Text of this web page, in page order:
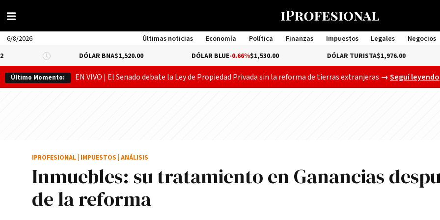
6/8/2026 Últimas noticias Economía Política Finanzas Impuestos Legales Negocios
Management
DÓLAR BNA
$1,520.00 DÓLAR BLUE-0.66% $1,530.00 DÓLAR TURISTA$1,976.00
Último Momento: EN VIVO | El Senado debate la Ley de Propiedad Privada sin la reforma de tierras extranjeras Gobierno
→Seguí leyendo
Inmuebles: su tratamiento en Ganancias
de la reforma
IPROFESIONAL IMPUESTOS ANÁLISIS